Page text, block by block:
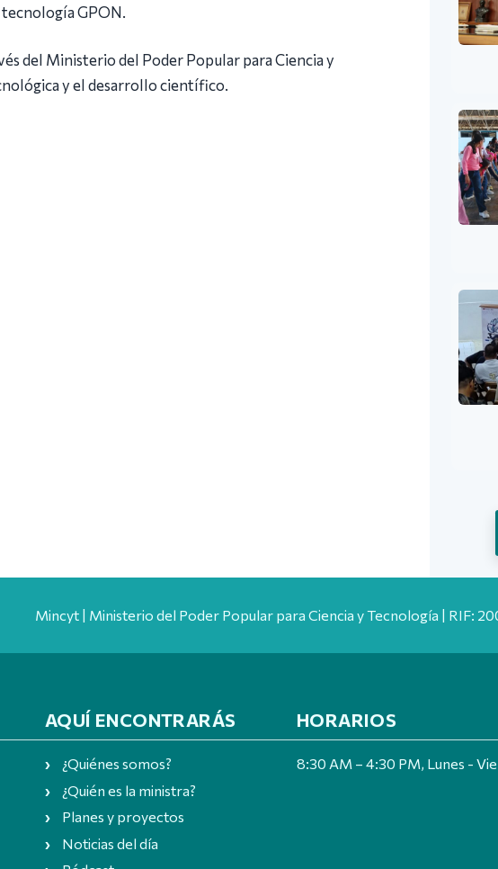
GPON.
del Ministerio del Poder Popular para Ciencia y
y el desarrollo científico.
Mincyt | Ministerio del Poder Popular para Ciencia y Tecnología | RIF:
AQUÍ ENCONTRARÁS
¿Quiénes somos?
¿Quién es la ministra?
Planes y proyectos
Noticias del día
HORARIOS
8:30 AM – 4:30 PM, Lunes -